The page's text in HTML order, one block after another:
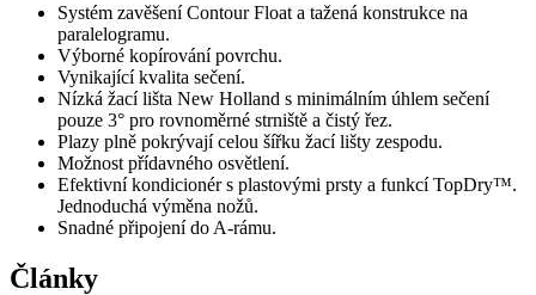
Systém zavěšení Contour Float a tažená konstrukce na
paralelogramu.
Výborné kopírování povrchu.
Vynikající kvalita sečení.
Nízká žací lišta New Holland s minimálním úhlem sečení
pouze 3° pro rovnoměrné strniště a čistý řez.
Plazy plně pokrývají celou šířku žací lišty zespodu.
Možnost přídavného osvětlení.
Efektivní kondicionér s plastovými prsty a funkcí TopDry™.
Jednoduchá výměna nožů.
Snadné připojení do A-rámu.
Články